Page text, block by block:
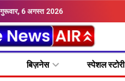
गुरूवार, 6 अगस्त 2026
बिज़नेस स्पेशल स्टोरी